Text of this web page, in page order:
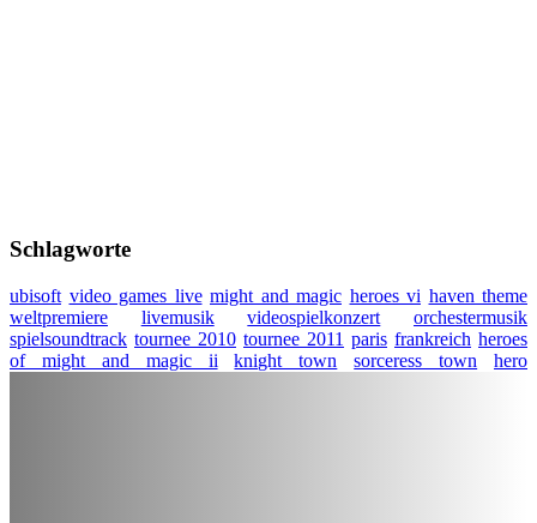
Schlagworte
ubisoft video games live might and magic heroes vi haven theme
weltpremiere
livemusik videospielkonzert
orchestermusik
spielsoundtrack tournee 2010 tournee 2011 paris frankreich heroes
of might and magic ii
knight town sorceress town hero